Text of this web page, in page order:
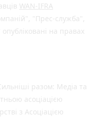
WAN-IFRA
"Прес-служба",
на правах
разом: Медіа та
асоціацією
з Асоціацією